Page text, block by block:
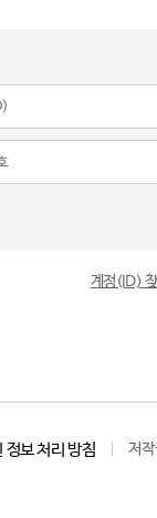
계정(ID)
정보 처리 방침 저